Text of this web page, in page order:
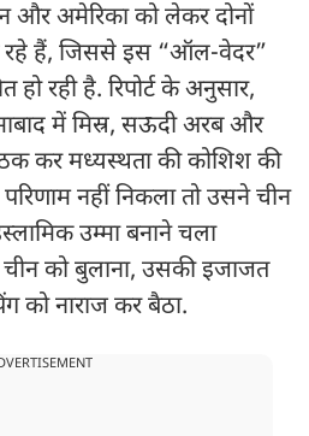
और अमेरिका को लेकर दोनों
हैं, जिससे इस “ऑल-वेदर”
हो रही है. रिपोर्ट के अनुसार,
में मिस्र, सऊदी अरब और
कर मध्यस्थता की कोशिश की
नहीं निकला तो उसने चीन
उम्मा बनाने चला
चीन को बुलाना, उसकी इजाजत
को नाराज कर बैठा.